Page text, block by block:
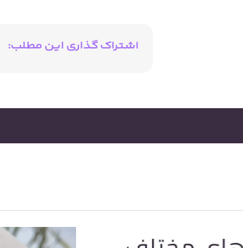
اشتراک گذاری این مطلب: